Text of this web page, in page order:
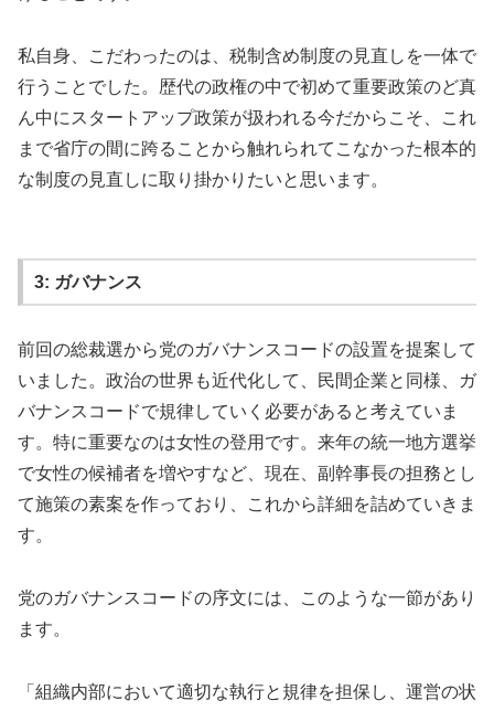
私自身、こだわったのは、税制含め制度の見直しを一体で
行うことでした。歴代の政権の中で初めて重要政策のど真
ん中にスタートアップ政策が扱われる今だからこそ、これ
まで省庁の間に跨ることから触れられてこなかった根本的
な制度の見直しに取り掛かりたいと思います。
3: ガバナンス
前回の総裁選から党のガバナンスコードの設置を提案して
いました。政治の世界も近代化して、民間企業と同様、ガ
バナンスコードで規律していく必要があると考えていま
す。特に重要なのは女性の登用です。来年の統一地方選挙
で女性の候補者を増やすなど、現在、副幹事長の担務とし
て施策の素案を作っており、これから詳細を詰めていきま
す。
党のガバナンスコードの序文には、このような一節があり
ます。
「組織内部において適切な執行と規律を担保し、運営の状